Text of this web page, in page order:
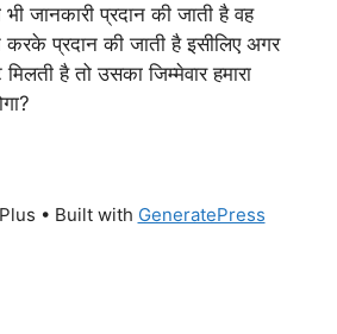
भी जानकारी प्रदान की जाती है वह
करके प्रदान की जाती है इसीलिए अगर
है तो उसका जिम्मेवार हमारा
• Built with GeneratePress